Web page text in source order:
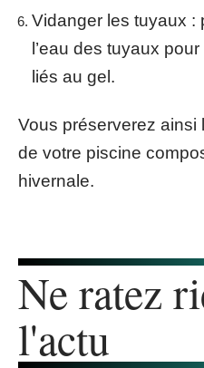
Vidanger les tuyaux :
l’eau des tuyaux
liés au gel.
Vous préserverez ainsi
de votre piscine
hivernale.
Ne ratez
l'actu